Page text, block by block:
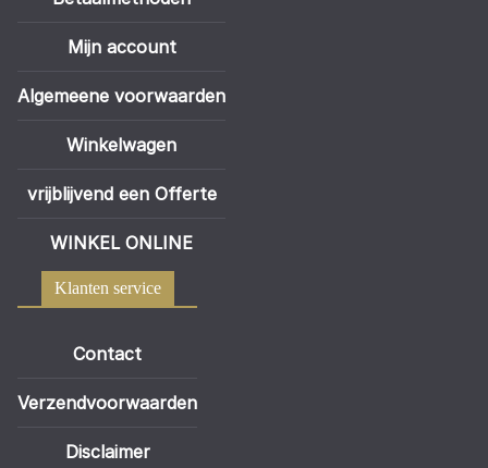
Mijn account
Algemeene voorwaarden
Winkelwagen
vrijblijvend een Offerte
WINKEL ONLINE
Klanten service
Contact
Verzendvoorwaarden
Disclaimer